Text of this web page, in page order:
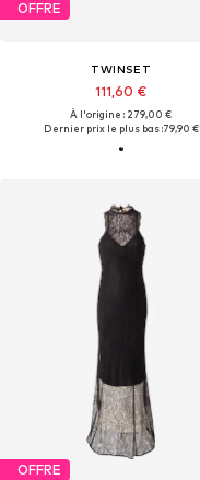
OFFRE
TWINSET
111,60 €
À l'origine : 279,00 €
Dernier prix le plus bas :79,90 €
OFFRE